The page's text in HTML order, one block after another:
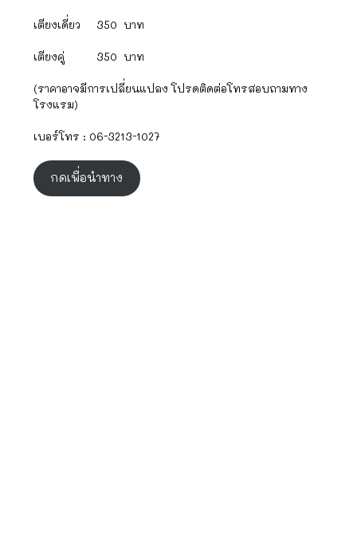
เตียงเดี่ยว 350 บาท
เตียงคู่ 350 บาท
(ราคาอาจมีการเปลี่ยนแปลง โปรดติดต่อโทรสอบถามทาง
โรงแรม)
เบอร์โทร : 06-3213-1027
กดเพื่อนำทาง